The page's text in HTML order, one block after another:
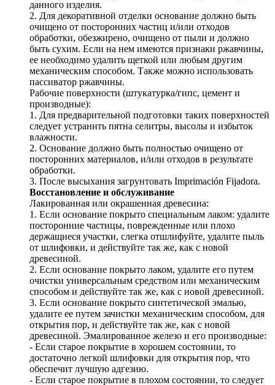
данного изделия.
2. Для декоративной отделки основание должно быть
очищено от посторонних частиц и/или отходов
обработки, обезжирено, очищено от пыли и должно
быть сухим. Если на нем имеются признаки ржавчины,
ее необходимо удалить щеткой или любым другим
механическим способом. Также можно использовать
пассиватор ржавчины.
Рабочие поверхности (штукатурка/гипс, цемент и
производные):
1. Для предварительной подготовки таких поверхностей
следует устранить пятна селитры, высолы и избыток
влажности.
2. Основание должно быть полностью очищено от
посторонних материалов, и/или отходов в результате
обработки.
3. После высыхания загрунтовать Imprimación Fijadora.
Восстановление и обслуживание
Лакированная или окрашенная древесина:
1. Если основание покрыто специальным лаком: удалите
посторонние частицы, поврежденные или плохо
держащиеся участки, слегка отшлифуйте, удалите пыль
от шлифовки, и действуйте так же, как с новой
древесиной.
2. Если основание покрыто лаком, удалите его путем
очистки универсальным средством или механическим
способом и действуйте так же, как с новой древесиной.
3. Если основание покрыто синтетической эмалью,
удалите ее путем зачистки механическим способом, для
открытия пор, и действуйте так же, как с новой
древесиной. Эмалированное железо и его производные:
- Если старое покрытие в хорошем состоянии, то
достаточно легкой шлифовки для открытия пор, что
обеспечит лучшую адгезию.
- Если старое покрытие в плохом состоянии, то следует